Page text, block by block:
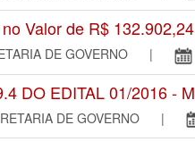
Valor de R$
DE GOVERNO |
DO EDITAL 01/2016 -
DE GOVERNO |